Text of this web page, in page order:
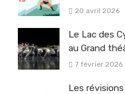
20 avril 2026
Le Lac des
au Grand
7 février 2026
Les